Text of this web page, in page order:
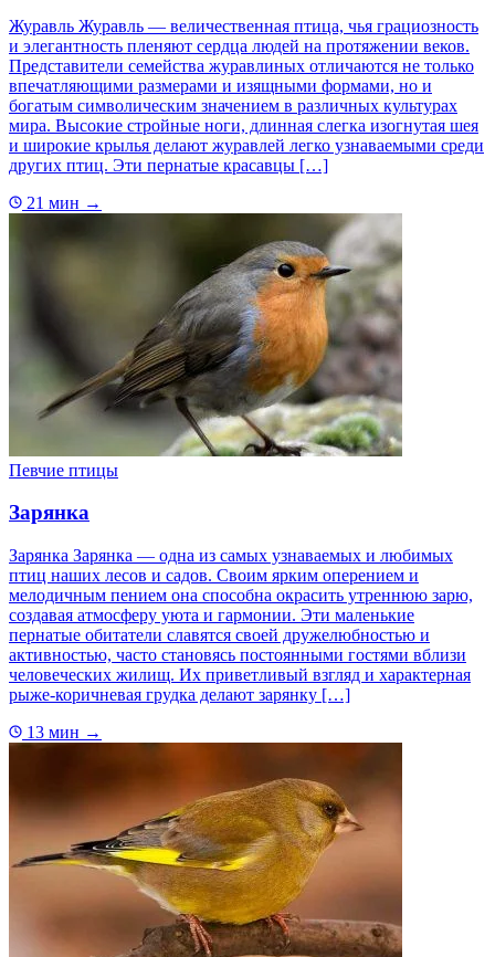
Журавль Журавль — величественная птица, чья грациозность
и элегантность пленяют сердца людей на протяжении веков.
Представители семейства журавлиных отличаются не только
впечатляющими размерами и изящными формами, но и
богатым символическим значением в различных культурах
мира. Высокие стройные ноги, длинная слегка изогнутая шея
и широкие крылья делают журавлей легко узнаваемыми среди
других птиц. Эти пернатые красавцы […]
21 мин →
Певчие птицы
Зарянка
Зарянка Зарянка — одна из самых узнаваемых и любимых
птиц наших лесов и садов. Своим ярким оперением и
мелодичным пением она способна окрасить утреннюю зарю,
создавая атмосферу уюта и гармонии. Эти маленькие
пернатые обитатели славятся своей дружелюбностью и
активностью, часто становясь постоянными гостями вблизи
человеческих жилищ. Их приветливый взгляд и характерная
рыже-коричневая грудка делают зарянку […]
13 мин →